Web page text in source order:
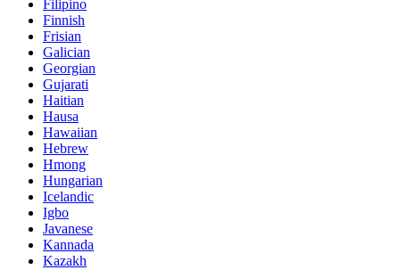
Filipino
Finnish
Frisian
Galician
Georgian
Gujarati
Haitian
Hausa
Hawaiian
Hebrew
Hmong
Hungarian
Icelandic
Igbo
Javanese
Kannada
Kazakh